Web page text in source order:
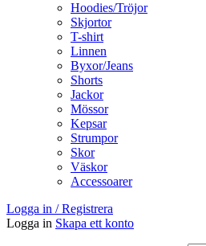
Hoodies/Tröjor
Skjortor
T-shirt
Linnen
Byxor/Jeans
Shorts
Jackor
Mössor
Kepsar
Strumpor
Skor
Väskor
Accessoarer
Logga in / Registrera
Logga in Skapa ett konto